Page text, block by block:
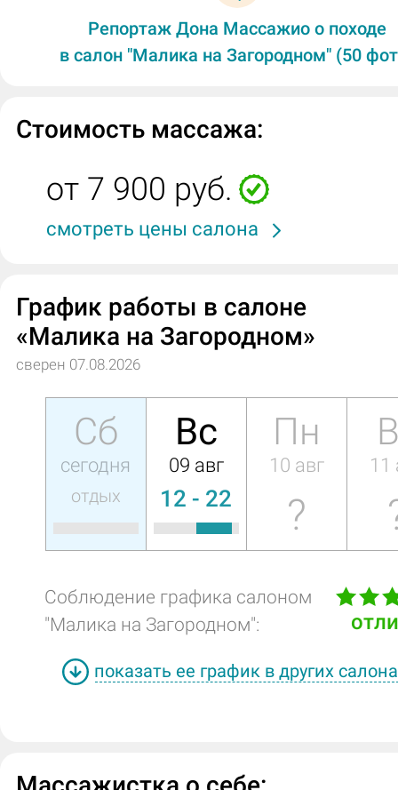
Репортаж Дона Массажио о походе
в салон "Малика на Загородном" (50
Стоимость массажа:
от 7 900 руб.
смотреть цены салона
График работы в салоне
«Малика на Загородном»
сверен 07.08.2026
Сб
сегодня
отдых
Вс
09 авг
12 - 22
Пн
10 авг
?
11
Соблюдение графика салоном
"Малика на Загородном":
показать ее график в других